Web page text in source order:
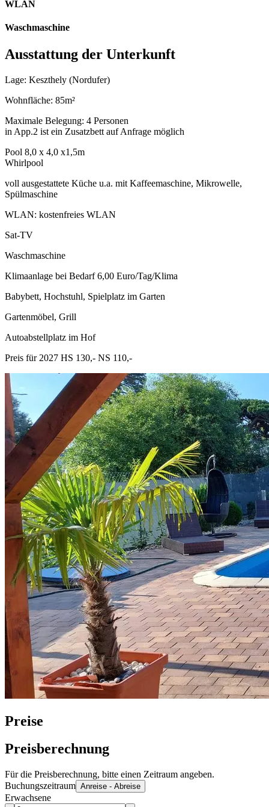
WLAN
Waschmaschine
Ausstattung der Unterkunft
Lage: Keszthely (Nordufer)
Wohnfläche: 85m²
Maximale Belegung: 4 Personen
in App.2 ist ein Zusatzbett auf Anfrage möglich
Pool 8,0 x 4,0 x1,5m
Whirlpool
voll ausgestattete Küche u.a. mit Kaffeemaschine, Mikrowelle,
Spülmaschine
WLAN: kostenfreies WLAN
Sat-TV
Waschmaschine
Klimaanlage bei Bedarf 6,00 Euro/Tag/Klima
Babybett, Hochstuhl, Spielplatz im Garten
Gartenmöbel, Grill
Autoabstellplatz im Hof
Preis für 2027 HS 130,- NS 110,-
Preise
Preisberechnung
Für die Preisberechnung, bitte einen Zeitraum angeben.
Buchungszeitraum Anreise - Abreise
Erwachsene